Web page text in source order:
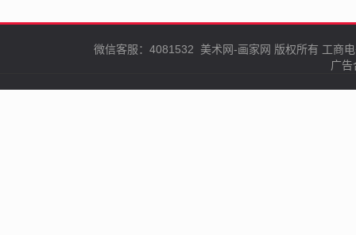
微信客服：4081532 美术网-画家网 版权所有 工商
广